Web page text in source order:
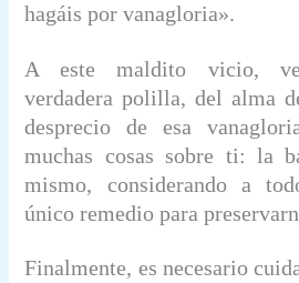
hagáis por vanagloria».
A este maldito vicio,
verdadera polilla, del alma
desprecio de esa
muchas cosas sobre ti: la
mismo, considerando a
único remedio para
Finalmente, es necesario